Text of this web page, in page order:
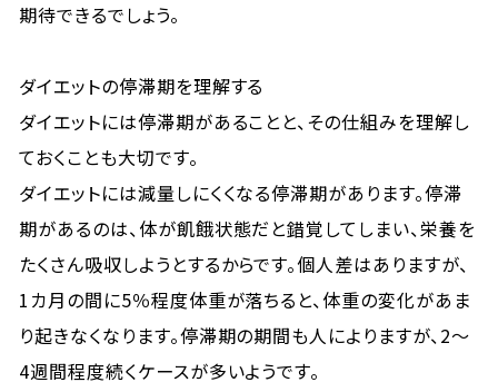
期待できるでしょう。
ダイエットの停滞期を理解する
ダイエットには停滞期があることと、その仕組みを理解し
ておくことも大切です。
ダイエットには減量しにくくなる停滞期があります。停滞
期があるのは、体が飢餓状態だと錯覚してしまい、栄養を
たくさん吸収しようとするからです。個人差はありますが、
1カ月の間に5％程度体重が落ちると、体重の変化があま
り起きなくなります。停滞期の期間も人によりますが、2〜
4週間程度続くケースが多いようです。